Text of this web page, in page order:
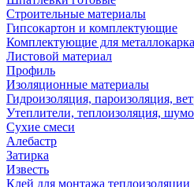
Строительные материалы
Гипсокартон и комплектующие
Комплектующие для
Листовой материал
Профиль
Изоляционные материалы
Гидроизоляция, пароизоляция,
Утеплители, теплоизоляция,
Сухие смеси
Алебастр
Затирка
Известь
Клей для монтажа теплоизоляции